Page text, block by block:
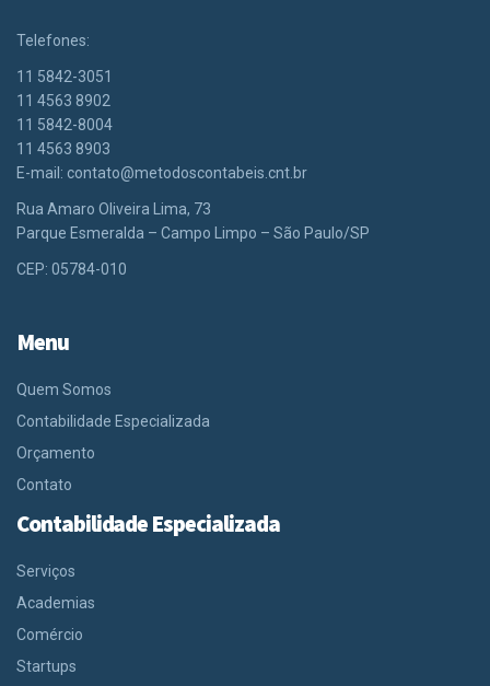
Telefones:
11 5842-3051
11 4563 8902
11 5842-8004
11 4563 8903
E-mail: contato@metodoscontabeis.cnt.br
Rua Amaro Oliveira Lima, 73
Parque Esmeralda – Campo Limpo – São Paulo/SP
CEP: 05784-010
Menu
Quem Somos
Contabilidade Especializada
Orçamento
Contato
Contabilidade Especializada
Serviços
Academias
Comércio
Startups